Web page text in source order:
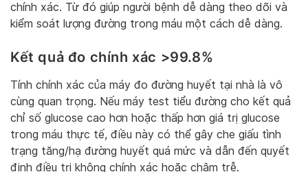
chính xác. Từ đó giúp người bệnh dễ dàng theo dõi và
kiểm soát lượng đường trong máu một cách dễ dàng.
Kết quả đo chính xác >99.8%
Tính chính xác của máy đo đường huyết tại nhà là vô
cùng quan trọng. Nếu máy test tiểu đường cho kết quả
chỉ số glucose cao hơn hoặc thấp hơn giá trị glucose
trong máu thực tế, điều này có thể gây che giấu tình
trạng tăng/hạ đường huyết quá mức và dẫn đến quyết
định điều trị không chính xác hoặc chậm trễ.